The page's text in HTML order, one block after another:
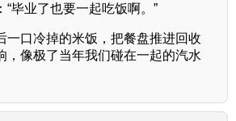
毕业了也要一起吃饭啊。”
一口冷掉的米饭，把餐盘推进回收
，像极了当年我们碰在一起的汽水